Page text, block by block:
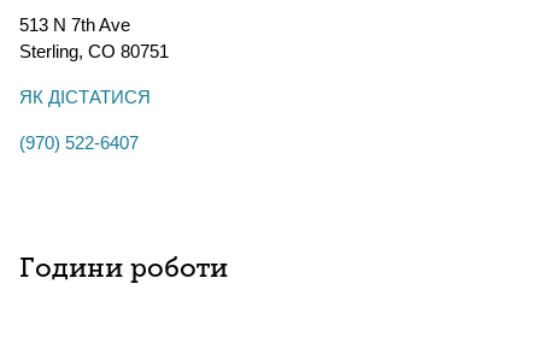
513 N 7th Ave
Sterling, CO 80751
ЯК ДІСТАТИСЯ
(970) 522-6407
Години роботи